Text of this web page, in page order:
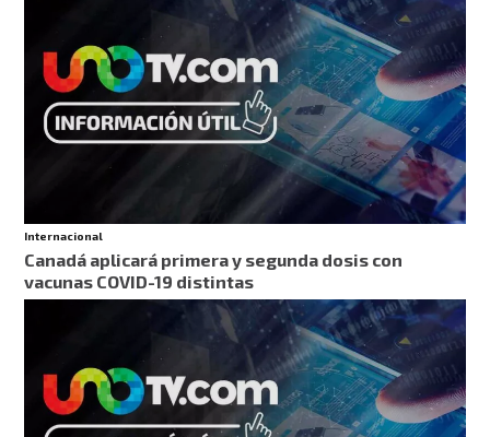
Internacional
Canadá aplicará primera y segunda dosis con
vacunas COVID-19 distintas